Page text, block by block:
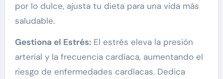
por lo dulce, ajusta tu dieta para una vida más
saludable.
Gestiona el Estrés:El estrés eleva la presión
arterial y la frecuencia cardíaca, aumentando el
riesgo de enfermedades cardíacas. Dedica